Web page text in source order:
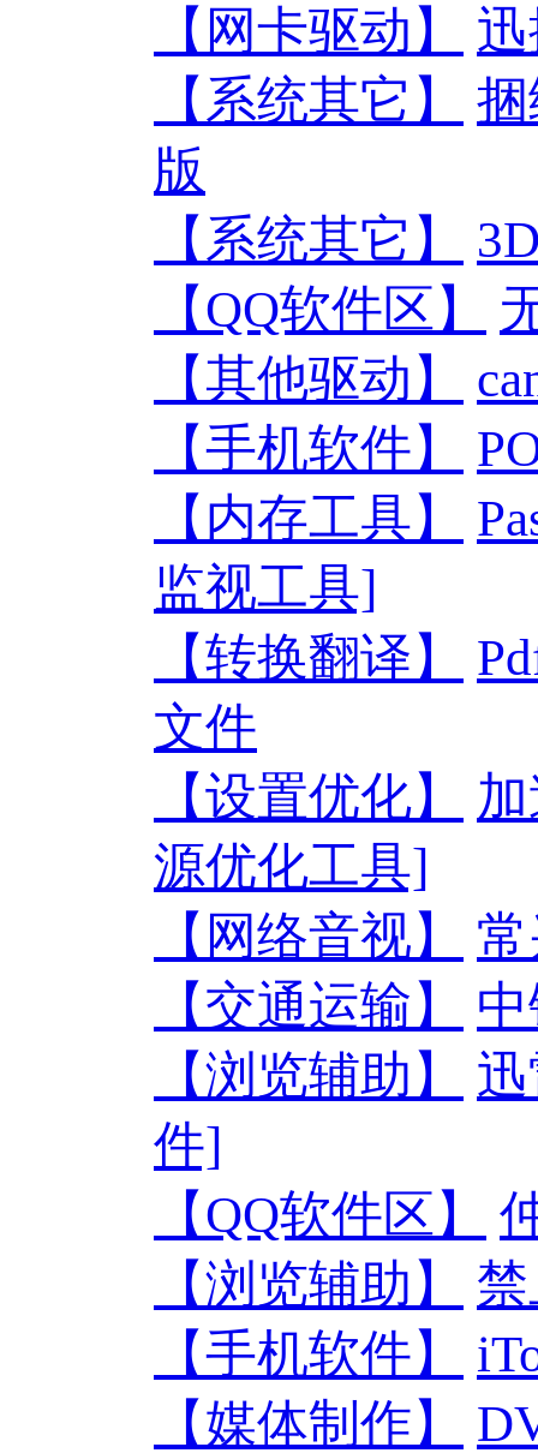
【网卡驱动】
【系统其它】
版
【系统其它】
【QQ软件区】
【其他驱动】
【手机软件】
【内存工具】
监视工具]
【转换翻译】
文件
【设置优化】
源优化工具]
【网络音视】
【交通运输】
【浏览辅助】
件]
【QQ软件区】
【浏览辅助】
【手机软件】
【媒体制作】